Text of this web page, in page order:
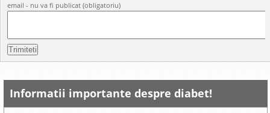
email - nu va fi publicat (obligatoriu)
Informatii importante despre diabet!